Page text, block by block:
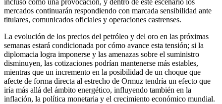
incluso como una provocación, y dentro de este escenario los
mercados continuarán respondiendo con marcada sensibilidad ante
titulares, comunicados oficiales y operaciones castrenses.
La evolución de los precios del petróleo y del oro en las próximas
semanas estará condicionada por cómo avance esta tensión; si la
diplomacia logra imponerse y las amenazas sobre el suministro
disminuyen, las cotizaciones podrían mantenerse más estables,
mientras que un incremento en la posibilidad de un choque que
afecte de forma directa al estrecho de Ormuz tendría un efecto que
iría más allá del ámbito energético, influyendo también en la
inflación, la política monetaria y el crecimiento económico mundial.